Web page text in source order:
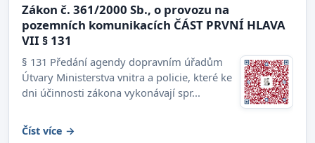
Zákon č. 361/2000 Sb., o provozu na
pozemních komunikacích ČÁST PRVNÍ HLAVA
VII § 131
§ 131 Předání agendy dopravním úřadům
Útvary Ministerstva vnitra a policie, které ke
dni účinnosti zákona vykonávají spr...
Číst více →